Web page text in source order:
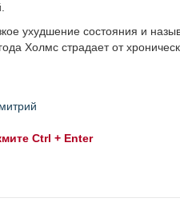
ухудшение состояния и
Холмс страдает от
Ctrl + Enter